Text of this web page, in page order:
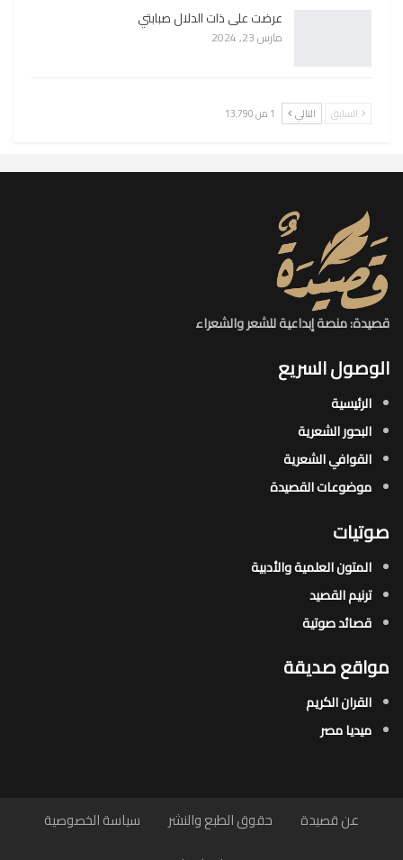
عرضت على ذات الدلال صبابتي
مارس 23, 2024
السابق التالي 1 من 13٬790
قصيدة: منصة إبداعية للشعر والشعراء
الوصول السريع
الرئيسية
البحور الشعرية​
القوافي الشعرية​
موضوعات القصيدة​
صوتيات
المتون العلمية والأدبية
ترنيم القصيد
قصائد صوتية
مواقع صديقة
القران الكريم
ميديا مصر
عن قصيدة حقوق الطبع والنشر
سياسة الخصوصية